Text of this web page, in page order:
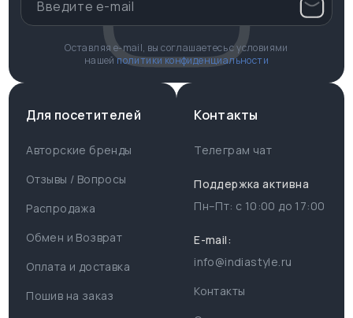
Контакты
Для пользователя
Информация
Для посетителей
Авторские бренды
Отзывы / Вопросы
Распродажа
Обмен и Возврат
Оплата и доставка
Пошив на заказ
Оставляя e-mail, вы соглашаетесь с условиями
нашейполитики конфиденциальности
Контакты
Телеграм чат
Поддержка активна
Пн–Пт: с 10:00 до 17:00
E-mail:
info@indiastyle.ru
Контакты